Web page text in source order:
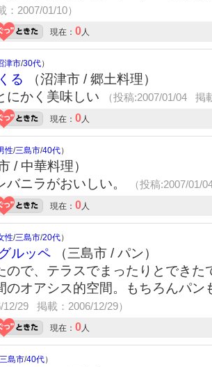
2007/01/10）
現在： 0人
津市/30代）
る （沼津市 / 郷土料理）
にかく美味しい
（投稿:2007/01/04 掲
現在： 0人
性/三島市/40代）
/ 中華料理）
バニラがおいしい。
（投稿:2007/01/
現在： 0人
性/三島市/20代）
ルッペ （三島市 / パン）
ので、テラスでまったりとできた
のオアシス的空間。もちろんパン
12/29 掲載：2006/12/29）
現在： 0人
三島市/40代）